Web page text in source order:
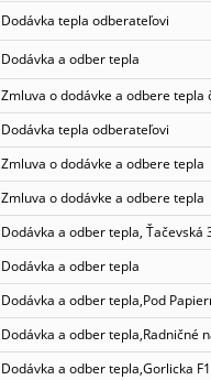
Dodávka tepla odberateľovi
Dodávka a odber tepla
Zmluva o dodávke a odbere tepla
Dodávka tepla odberateľovi
Zmluva o dodávke a odbere tepla
Zmluva o dodávke a odbere tepla
Dodávka a odber tepla, Ťačevská
Dodávka a odber tepla
Dodávka a odber tepla,Pod
Dodávka a odber tepla,Radničné
Dodávka a odber tepla,Gorlicka F1